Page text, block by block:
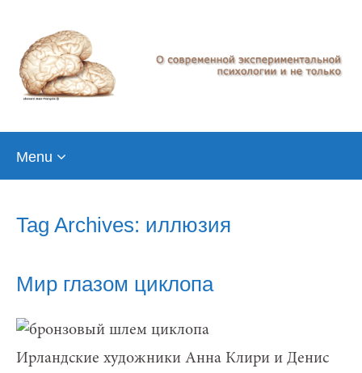
Menu
Tag Archives: иллюзия
Мир глазом циклопа
Ирландские художники Анна Клири и Денис